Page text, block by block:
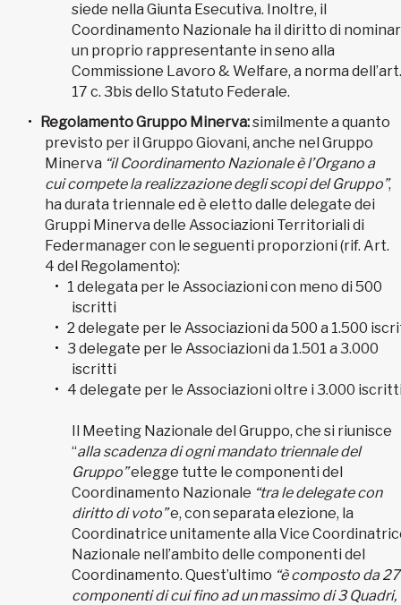
siede nella Giunta Esecutiva. Inoltre, il
Coordinamento Nazionale ha il diritto di
un proprio rappresentante in seno alla
Commissione Lavoro & Welfare, a norma dell’art.
17 c. 3bis dello Statuto Federale.
Regolamento Gruppo Minerva:similmente a quanto
previsto per il Gruppo Giovani, anche nel Gruppo
Minerva “il Coordinamento Nazionale è l’Organo a
cui compete la realizzazione degli scopi del Gruppo”,
ha durata triennale ed è eletto dalle delegate dei
Gruppi Minerva delle Associazioni Territoriali di
Federmanager con le seguenti proporzioni (rif. Art.
4 del Regolamento):
1 delegata per le Associazioni con meno di 500
iscritti
2 delegate per le Associazioni da 500 a 1.500
3 delegate per le Associazioni da 1.501 a 3.000
iscritti
4 delegate per le Associazioni oltre i 3.000
Il Meeting Nazionale del Gruppo, che si riunisce
“alla scadenza di ogni mandato triennale del
Gruppo”elegge tutte le componenti del
Coordinamento Nazionale “tra le delegate con
diritto di voto”e, con separata elezione, la
Coordinatrice unitamente alla Vice
Nazionale nell’ambito delle componenti del
Coordinamento. Quest’ultimo “è composto da 27
componenti di cui fino ad un massimo di 3 Quadri,